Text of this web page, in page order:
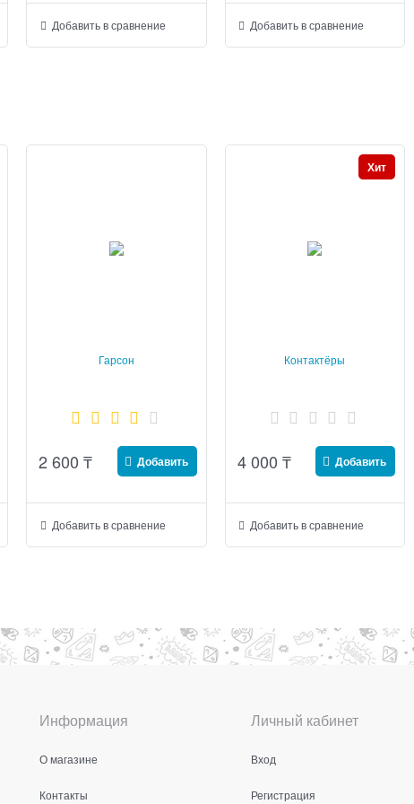
Добавить в сравнение Добавить в сравнение
Гарсон
2 600 ₸ Добавить
Добавить в сравнение
Контактёры
Хит
4 000 ₸ Добавить
Добавить в сравнение
Информация
О магазине
Контакты
Личный кабинет
Вход
Регистрация